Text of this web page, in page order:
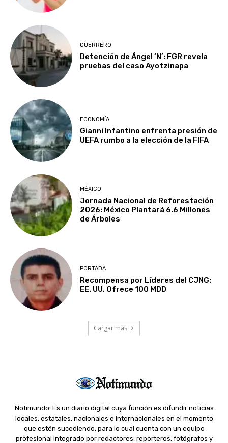
GUERRERO
Detención de Ángel ‘N’: FGR revela
pruebas del caso Ayotzinapa
ECONOMÍA
Gianni Infantino enfrenta presión de
UEFA rumbo a la elección de la FIFA
MÉXICO
Jornada Nacional de Reforestación
2026: México Plantará 6.6 Millones
de Árboles
PORTADA
Recompensa por Líderes del CJNG:
EE. UU. Ofrece 100 MDD
Cargar más
Notimundo: Es un diario digital cuya función es difundir noticias
locales, estatales, nacionales e internacionales en el momento
que estén sucediendo, para lo cual cuenta con un equipo
profesional integrado por redactores, reporteros, fotógrafos y